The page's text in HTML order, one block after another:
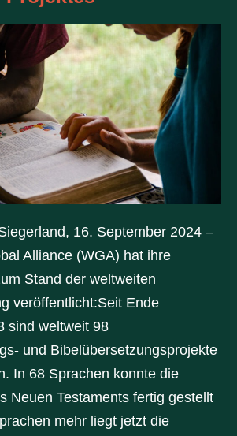
16. September 2024 –
Alliance (WGA) hat ihre
Stand der weltweiten
veröffentlicht:Seit Ende
sind weltweit 98
und Bibelübersetzungsprojekte
In 68 Sprachen konnte die
Neuen Testaments fertig gestellt
mehr liegt jetzt die